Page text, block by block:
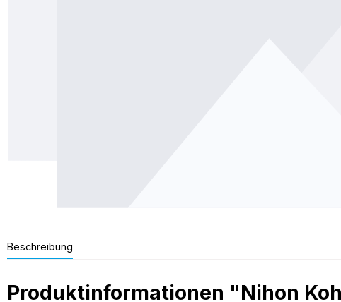
Beschreibung
Produktinformationen "Nihon